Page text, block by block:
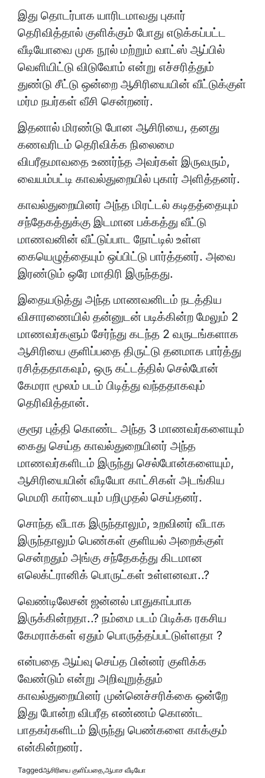
இது தொடர்பாக யாரிடமாவது புகார்
தெரிவித்தால் குளிக்கும் போது எடுக்கப்பட்ட
வீடியோவை முக நூல் மற்றும் வாட்ஸ் ஆப்பில்
வெளியிட்டு விடுவோம் என்று எச்சரித்தும்
துண்டு சீட்டு ஒன்றை ஆசிரியையின் வீட்டுக்குள்
மர்ம நபர்கள் வீசி சென்றனர்.
இதனால் மிரண்டு போன ஆசிரியை, தனது
கணவரிடம் தெரிவிக்க நிலைமை
விபரீதமாவதை உணர்ந்த அவர்கள் இருவரும்,
வையம்பட்டி காவல்துறையில் புகார் அளித்தனர்.
காவல்துறையினர் அந்த மிரட்டல் கடிதத்தையும்
சந்தேகத்துக்கு இடமான பக்கத்து வீட்டு
மாணவனின் வீட்டுப்பாட நோட்டில் உள்ள
கையெழுத்தையும் ஒப்பிட்டு பார்த்தனர். அவை
இரண்டும் ஒரே மாதிரி இருந்தது.
இதையடுத்து அந்த மாணவனிடம் நடத்திய
விசாரணையில் தன்னுடன் படிக்கின்ற மேலும் 2
மாணவர்களும் சேர்ந்து கடந்த 2 வருடங்களாக
ஆசிரியை குளிப்பதை திருட்டு தனமாக பார்த்து
ரசித்ததாகவும், ஒரு கட்டத்தில் செல்போன்
கேமரா மூலம் படம் பிடித்து வந்ததாகவும்
தெரிவித்தான்.
குரூர புத்தி கொண்ட அந்த 3 மாணவர்களையும்
கைது செய்த காவல்துறையினர் அந்த
மாணவர்களிடம் இருந்து செல்போன்களையும்,
ஆசிரியையின் வீடியோ காட்சிகள் அடங்கிய
மெமரி கார்டையும் பறிமுதல் செய்தனர்.
சொந்த வீடாக இருந்தாலும், உறவினர் வீடாக
இருந்தாலும் பெண்கள் குளியல் அறைக்குள்
சென்றதும் அங்கு சந்தேகத்து கிடமான
எலெக்ட்ரானிக் பொருட்கள் உள்ளனவா..?
வெண்டிலேசன் ஜன்னல் பாதுகாப்பாக
இருக்கின்றதா..? நம்மை படம் பிடிக்க ரகசிய
கேமராக்கள் ஏதும் பொருத்தப்பட்டுள்ளதா ?
என்பதை ஆய்வு செய்த பின்னர் குளிக்க
வேண்டும் என்று அறிவுறுத்தும்
காவல்துறையினர் முன்னெச்சரிக்கை ஒன்றே
இது போன்ற விபரீத எண்ணம் கொண்ட
பாதகர்களிடம் இருந்து பெண்களை காக்கும்
என்கின்றனர்.
Taggedஆசிரியை குளிப்பதை,ஆபாச வீடியோ